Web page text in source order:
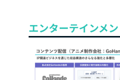
エンターテインメ